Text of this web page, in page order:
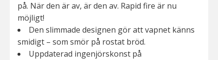
på. När den är av, är den av. Rapid fire är nu
möjligt!
Den slimmade designen gör att vapnet känns
smidigt – som smör på rostat bröd.
Uppdaterad ingenjörskonst på